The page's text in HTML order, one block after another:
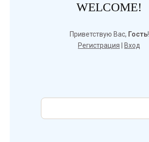
WELCOME!
Приветствую Вас, Гость!
Регистрация
Вход